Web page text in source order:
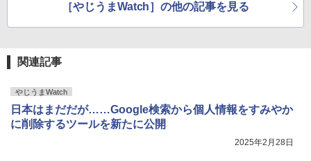
［やじうまWatch］の他の記事を見る
関連記事
やじうまWatch
日本はまだだが……Google検索から個人情報をすみやか
に削除するツールを新たに公開
2025年2月28日